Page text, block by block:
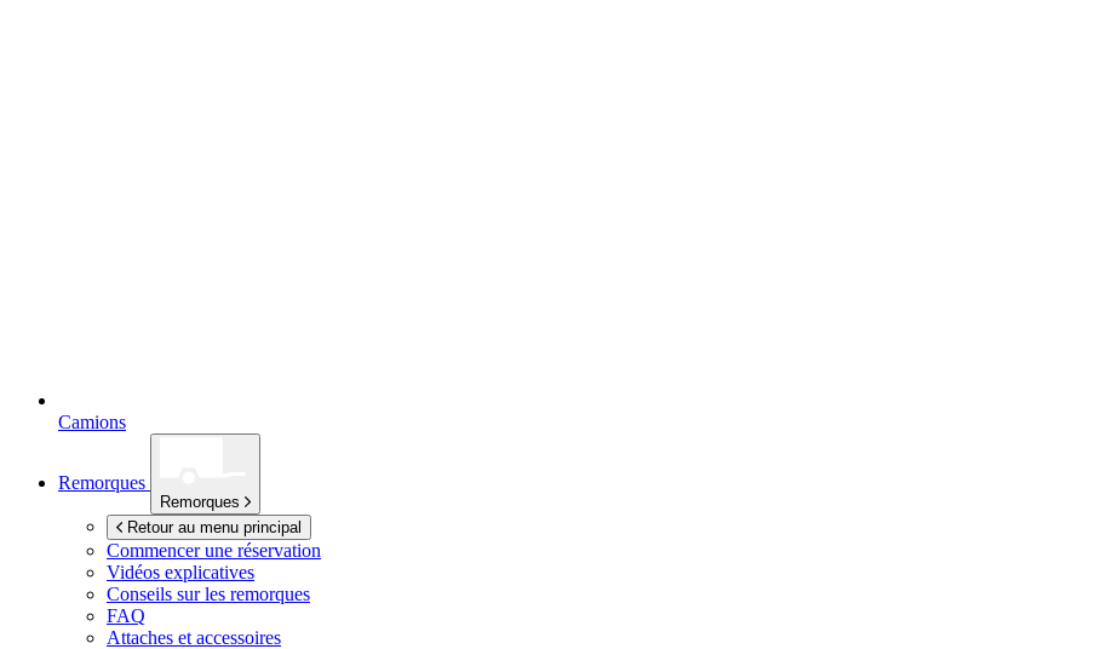
Camions
Remorques
Remorques
Retour au menu principal
Commencer une réservation
Vidéos explicatives
Conseils sur les remorques
FAQ
Attaches et accessoires